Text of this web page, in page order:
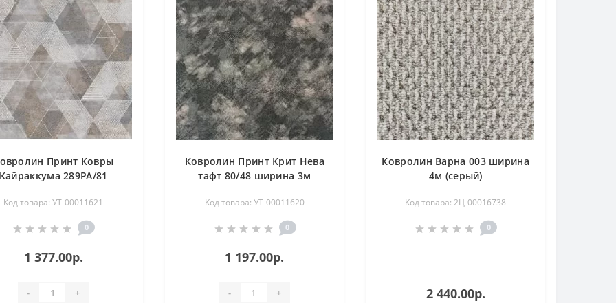
Принт Ковры
289РА/81
Код товара: УТ-00011621
0
1 377.00р.
- +
Ковролин Принт Крит Нева
тафт 80/48 ширина 3м
Код товара: УТ-00011620
0
1 197.00р.
- +
Ковролин Варна 003 ширина
4м (серый)
Код товара: 2Ц-00016738
0
2 440.00р.